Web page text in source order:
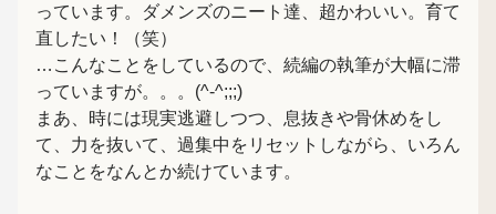
っています。ダメンズのニート達、超かわいい。育て
直したい！（笑）
…こんなことをしているので、続編の執筆が大幅に滞
っていますが。。。(^-^;;;)
まあ、時には現実逃避しつつ、息抜きや骨休めをし
て、力を抜いて、過集中をリセットしながら、いろん
なことをなんとか続けています。